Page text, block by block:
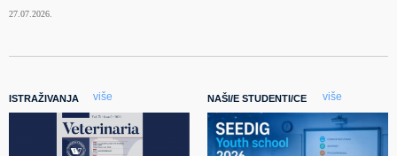
27.07.2026.
ISTRAŽIVANJA više NAŠI/E STUDENTI/CE više